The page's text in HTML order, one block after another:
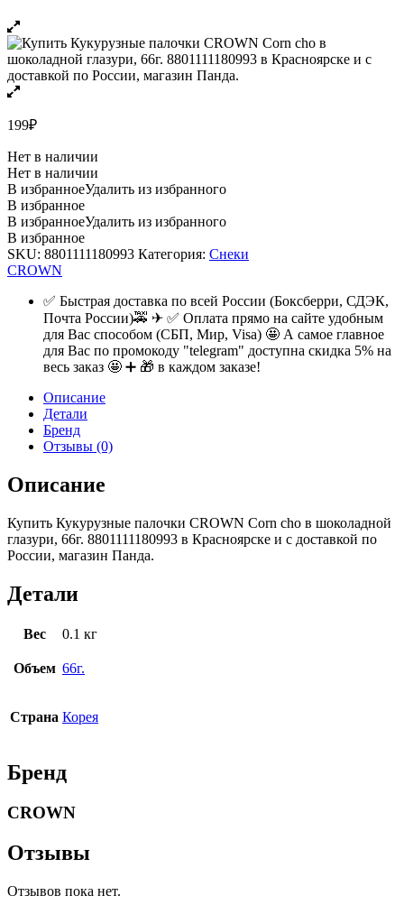
199₽
Нет в наличии
Нет в наличии
В избранноеУдалить из избранного
В избранное
В избранноеУдалить из избранного
В избранное
SKU: 8801111180993 Категория: Снеки
CROWN
✅ Быстрая доставка по всей России (Боксберри, СДЭК,
Почта России)🚕 ✈ ✅ Оплата прямо на сайте удобным
для Вас способом (СБП, Мир, Visa) 🤩 А самое главное
для Вас по промокоду "telegram" доступна скидка 5% на
весь заказ 🤩 ➕ 🎁 в каждом заказе!
Описание
Детали
Бренд
Отзывы (0)
Описание
Купить Кукурузные палочки CROWN Corn cho в шоколадной
глазури, 66г. 8801111180993 в Красноярске и с доставкой по
России, магазин Панда.
Детали
Вес 0.1 кг
Объем 66г.
Страна Корея
Бренд
CROWN
Отзывы
Отзывов пока нет.